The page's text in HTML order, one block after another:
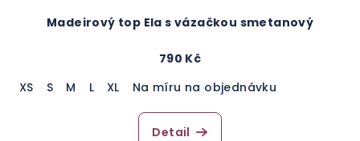
Madeirový top Ela s vázačkou smetanový
790 Kč
XS
S M L XL Na míru na objednávku
Detail